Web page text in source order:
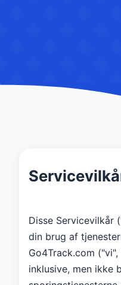
Disse Servicevilkår
din brug af
Go4Track.com
inklusive, men ikke